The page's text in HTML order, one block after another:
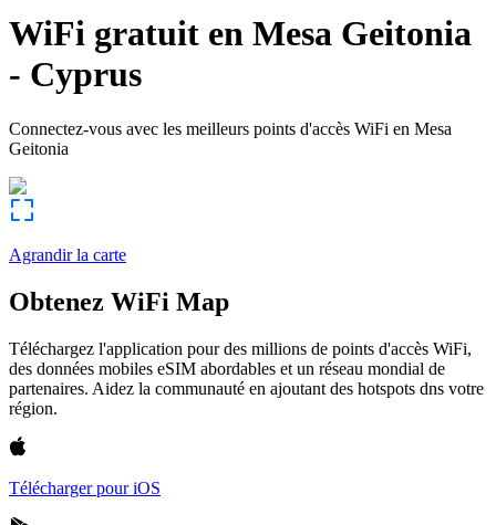
WiFi gratuit en Mesa Geitonia
- Cyprus
Connectez-vous avec les meilleurs points d'accès WiFi en Mesa
Geitonia
Agrandir la carte
Obtenez WiFi Map
Téléchargez l'application pour des millions de points d'accès WiFi,
des données mobiles eSIM abordables et un réseau mondial de
partenaires. Aidez la communauté en ajoutant des hotspots dns votre
région.
Télécharger pour iOS